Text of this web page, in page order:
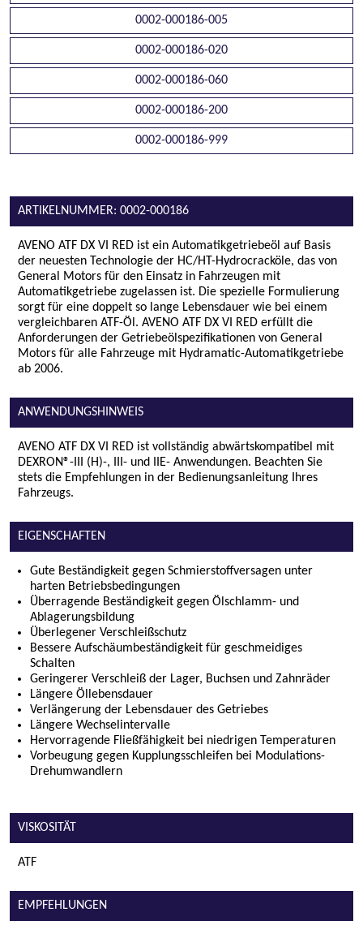
0002-000186-005
0002-000186-020
0002-000186-060
0002-000186-200
0002-000186-999
ARTIKELNUMMER: 0002-000186
AVENO ATF DX VI RED ist ein Automatikgetriebeöl auf Basis
der neuesten Technologie der HC/HT-Hydrocracköle, das von
General Motors für den Einsatz in Fahrzeugen mit
Automatikgetriebe zugelassen ist. Die spezielle Formulierung
sorgt für eine doppelt so lange Lebensdauer wie bei einem
vergleichbaren ATF-Öl. AVENO ATF DX VI RED erfüllt die
Anforderungen der Getriebeölspezifikationen von General
Motors für alle Fahrzeuge mit Hydramatic-Automatikgetriebe
ab 2006.
ANWENDUNGSHINWEIS
AVENO ATF DX VI RED ist vollständig abwärtskompatibel mit
DEXRON®-III (H)-, III- und IIE- Anwendungen. Beachten Sie
stets die Empfehlungen in der Bedienungsanleitung Ihres
Fahrzeugs.
EIGENSCHAFTEN
Gute Beständigkeit gegen Schmierstoffversagen unter
harten Betriebsbedingungen
Überragende Beständigkeit gegen Ölschlamm- und
Ablagerungsbildung
Überlegener Verschleißschutz
Bessere Aufschäumbeständigkeit für geschmeidiges
Schalten
Geringerer Verschleiß der Lager, Buchsen und Zahnräder
Längere Öllebensdauer
Verlängerung der Lebensdauer des Getriebes
Längere Wechselintervalle
Hervorragende Fließfähigkeit bei niedrigen Temperaturen
Vorbeugung gegen Kupplungsschleifen bei Modulations-
Drehumwandlern
VISKOSITÄT
ATF
EMPFEHLUNGEN